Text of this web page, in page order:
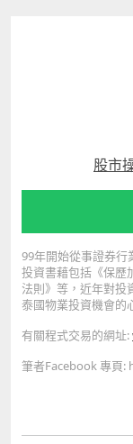
後殺害了七個
然後掉入河中
在這附近，你
後，在
是曼谷執行斬
而他也是泰國
也大多遠離這
Bang Kho
riverfront也
膠袋之中，
忘記了，附近
2012年，一位
兒子及5歲大
近，你又會如
的人一定知道
點，可以電郵
然不難找到
的日本人區，
也住在那裏，
裏，他們不買
外當然少不了
也很容易找
泰國BTS的圖
Map打上
那裏，也有不
Lom附近便是
輸入你有興趣
自己看看樓盤
境，不要因為
要自己看看，
幫到你手。即
經紀們拿售樓
劃路線 再輸入
附近環境 樓
少有「值搏」
港是怎樣
治前景才轉趨
港這幾十年來
之為「購物天
融中心，經濟
Chabang
是泰國最重要
中國企業希望
不是白過的，
年也在推動罕
（Thailand
泰國1.0是首階
其實香港也經
後便是吸引外
差距會持續擴
留在以前的階
說，未來20
在2017年至
股市
99年開始從事證券行
投資書藉包括《保歷
法則》等，近年對投
泰國物業投資機會的
有關程式交易的網址:
筆者Facebook 專頁